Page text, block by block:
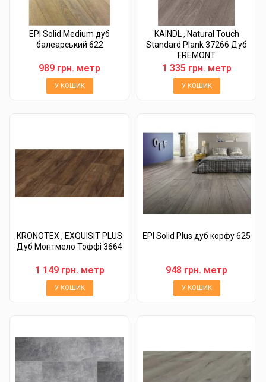
EPI Solid Medium дуб
балеарський 622
989 грн. метр
У КОШИК
KAINDL , Natural Touch
Standard Plank 37266 Дуб
FREMONT
1 335 грн. метр
У КОШИК
KRONOTEX , EXQUISIT PLUS
Дуб Монтмело Тоффі 3664
1 149 грн. метр
У КОШИК
EPI Solid Plus дуб корфу 625
948 грн. метр
У КОШИК